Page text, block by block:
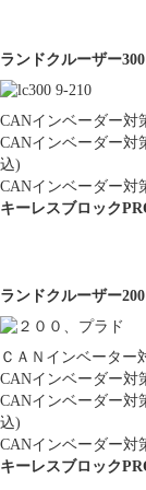
ランドクルーザー300
CANインベーダー
CANインベーダー
込)
CANインベーダー
キーレスブロック
ランドクルーザー200
ＣＡＮインベーター
CANインベーダー
CANインベーダー
込)
CANインベーダー
キーレスブロック